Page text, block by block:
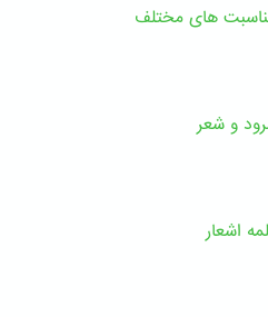
های مختلف
و شعر
اشعار